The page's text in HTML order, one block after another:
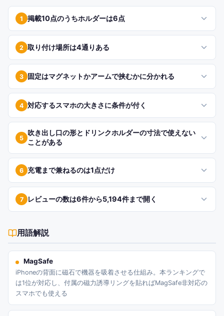
1 掲載10点のうちホルダーは6点
2 取り付け場所は4通りある
3 固定はマグネットかアームで挟むかに分かれる
4 対応するスマホの大きさに条件が付く
5
吹き出し口の形とドリンクホルダーの寸法で使えない
ことがある
6 充電まで兼ねるのは1点だけ
7 レビューの数は6件から5,194件まで開く
用語解説
MagSafe
iPhoneの背面に磁石で機器を吸着させる仕組み。本ランキングで
は1位が対応し、付属の磁力誘導リングを貼ればMagSafe非対応の
スマホでも使える